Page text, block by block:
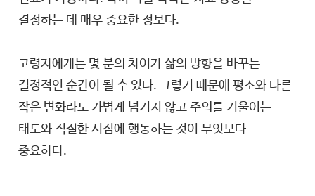
결정하는 데 매우 중요한 정보다.
고령자에게는 몇 분의 차이가 삶의 방향을 바꾸는
결정적인 순간이 될 수 있다. 그렇기 때문에 평소와 다른
작은 변화라도 가볍게 넘기지 않고 주의를 기울이는
태도와 적절한 시점에 행동하는 것이 무엇보다
중요하다.